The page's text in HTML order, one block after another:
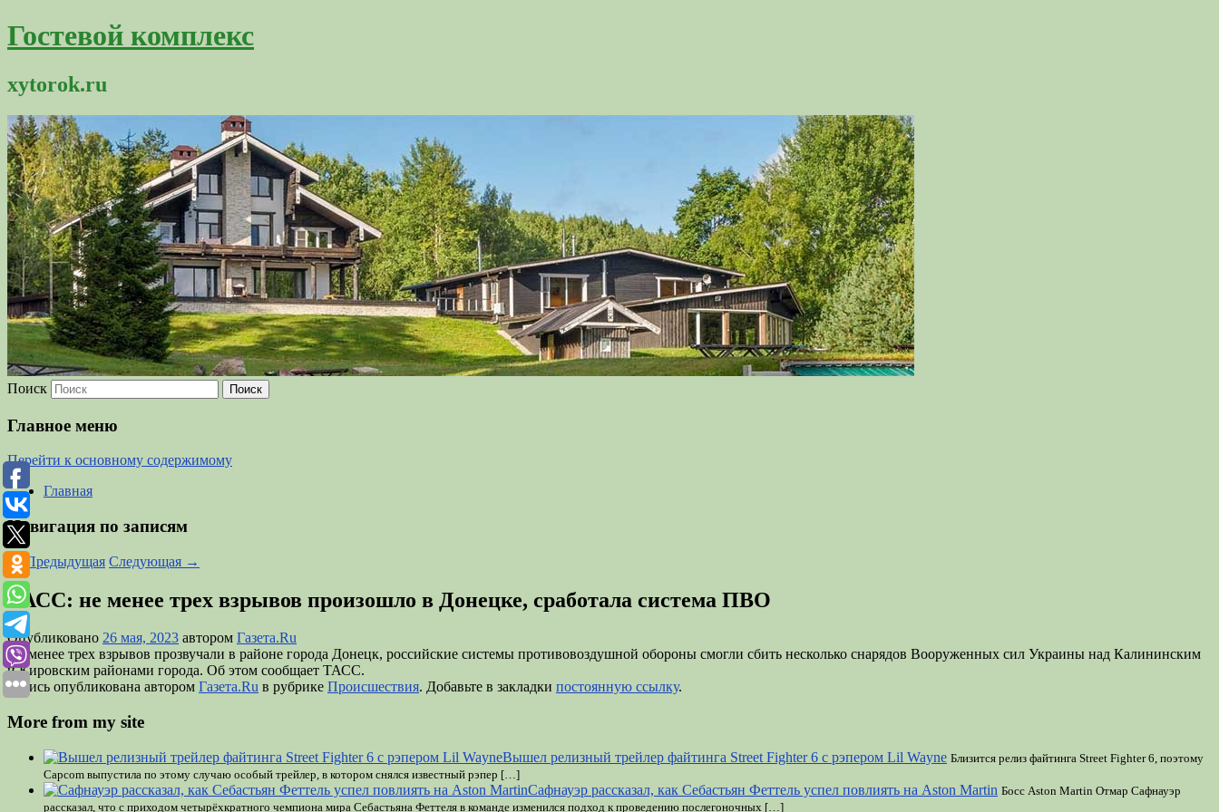
Гостевой комплекс
xytorok.ru
Поиск
Главное меню
Перейти к основному содержимому
Главная
Навигация по записям
←Предыдущая Следующая →
ТАСС: не менее трех взрывов произошло в Донецке, сработала система ПВО
Опубликовано 26 мая, 2023 автором Газета.Ru
Не менее трех взрывов прозвучали в районе города Донецк, российские системы противовоздушной обороны смогли сбить несколько снарядов Вооруженных сил Украины над Калининским
и Кировским районами города. Об этом сообщает ТАСС.
Запись опубликована автором Газета.Ru в рубрике Происшествия. Добавьте в закладки постоянную ссылку.
More from my site
Вышел релизный трейлер файтинга Street Fighter 6 с рэпером Lil Wayne Близится релиз файтинга Street Fighter 6, поэтому
Capcom выпустила по этому случаю особый трейлер, в котором снялся известный рэпер […]
Сафнауэр рассказал, как Себастьян Феттель успел повлиять на Aston Martin Босс Aston Martin Отмар Сафнауэр
рассказал, что с приходом четырёхкратного чемпиона мира Себастьяна Феттеля в команде изменился подход к проведению послегоночных […]